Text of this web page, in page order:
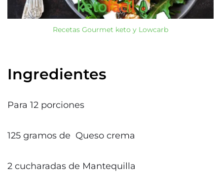
Recetas Gourmet keto y Lowcarb
Ingredientes
Para 12 porciones
125 gramos de Queso crema
2 cucharadas de Mantequilla